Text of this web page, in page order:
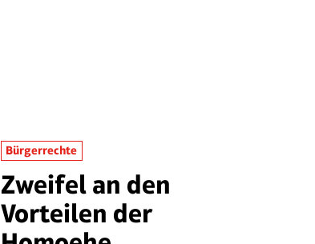
Bürgerrechte
Zweifel an den
Vorteilen der